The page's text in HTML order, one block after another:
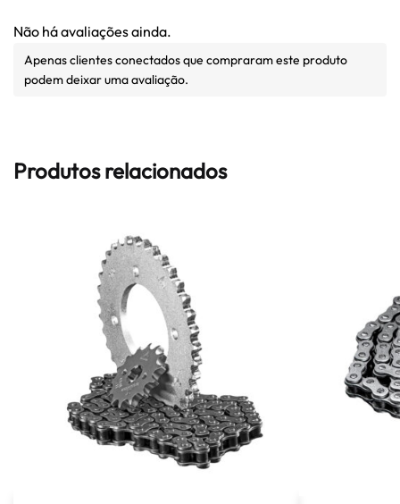
Não há avaliações ainda.
Apenas clientes conectados que compraram este produto
podem deixar uma avaliação.
Produtos relacionados